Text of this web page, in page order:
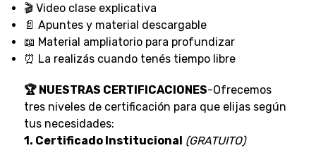
🎬 Video clase explicativa
📄 Apuntes y material descargable
📖 Material ampliatorio para profundizar
⏰ La realizás cuando tenés tiempo libre
🏆 NUESTRAS CERTIFICACIONES-Ofrecemos
tres niveles de certificación para que elijas según
tus necesidades:
1. Certificado Institucional (GRATUITO)